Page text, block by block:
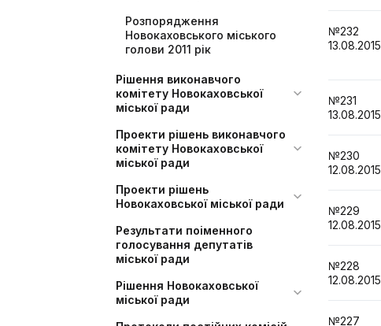
Розпорядження
Новокаховського міського
голови 2011 рік
Рішення виконавчого
комітету Новокаховської
міської ради
Проекти рішень виконавчого
комітету Новокаховської
міської ради
Проекти рішень
Новокаховської міської ради
Результати поіменного
голосування депутатів
міської ради
Рішення Новокаховської
міської ради
№232
13.08.2015
№231
13.08.2015
№230
12.08.2015
№229
12.08.2015
№228
12.08.2015
№227